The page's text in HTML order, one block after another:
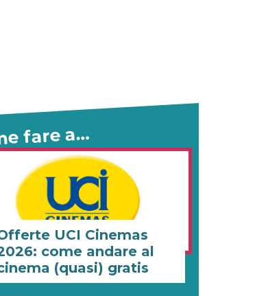
fare a…
UCI Cinemas
come andare al
(quasi) gratis